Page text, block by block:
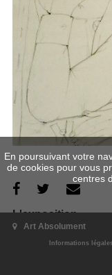
L'exposition
Art Absolument
Informations
En poursuivant votre
de cookies pour vous
centres